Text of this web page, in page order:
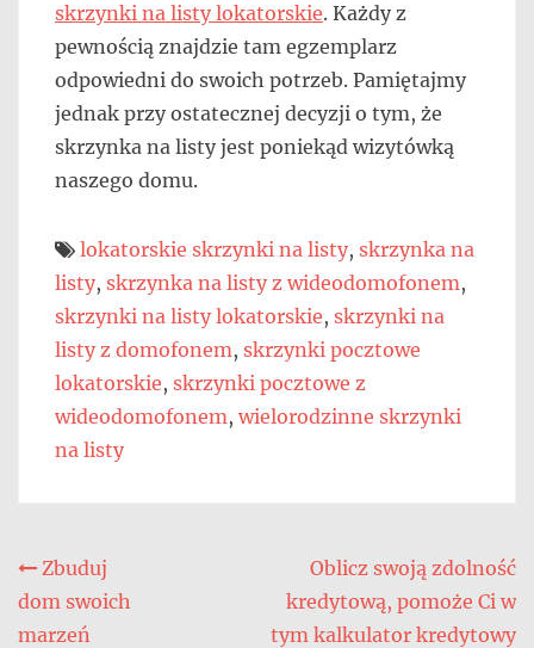
skrzynki na listy lokatorskie. Każdy z
pewnością znajdzie tam egzemplarz
odpowiedni do swoich potrzeb. Pamiętajmy
jednak przy ostatecznej decyzji o tym, że
skrzynka na listy jest poniekąd wizytówką
naszego domu.
lokatorskie skrzynki na listy, skrzynka na
listy, skrzynka na listy z wideodomofonem,
skrzynki na listy lokatorskie, skrzynki na
listy z domofonem, skrzynki pocztowe
lokatorskie, skrzynki pocztowe z
wideodomofonem, wielorodzinne skrzynki
na listy
Nawigacja
wpisu
Zbuduj
dom swoich
marzeń
Oblicz swoją zdolność
kredytową, pomoże Ci w
tym kalkulator kredytowy